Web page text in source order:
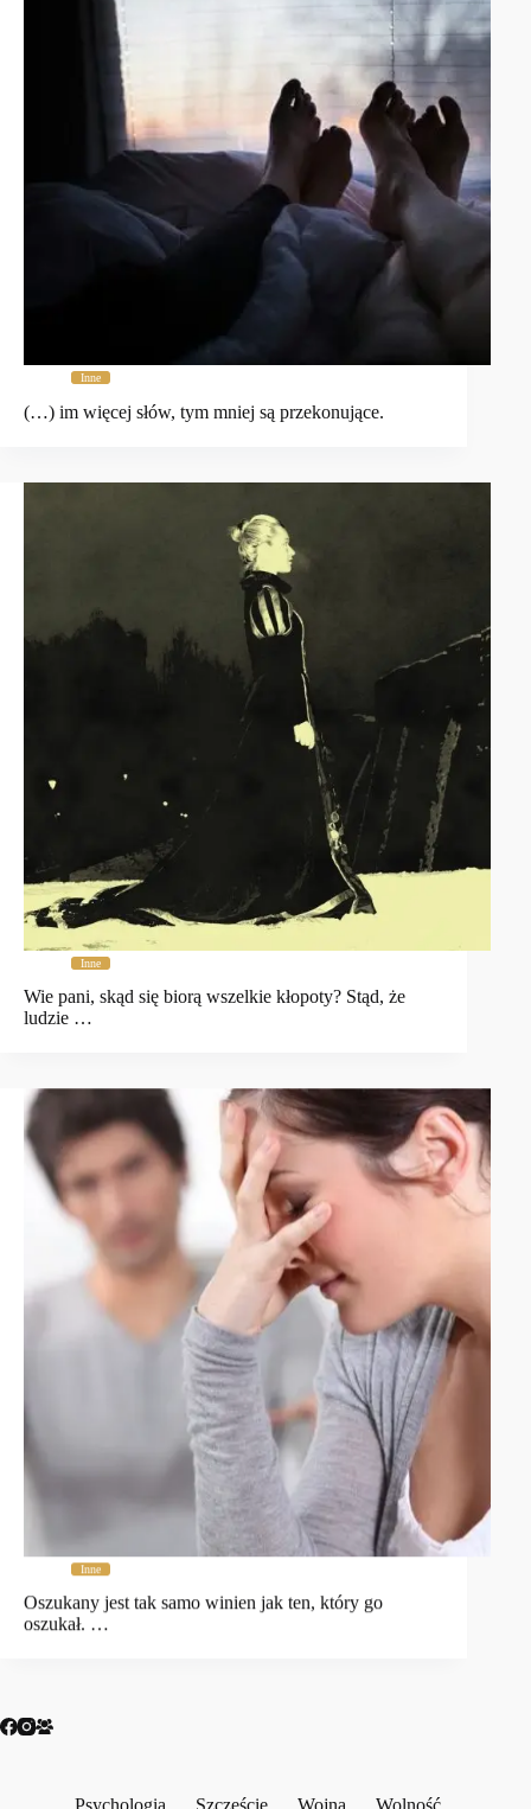
Inne
(…) im więcej słów, tym mniej są przekonujące.
Inne
Wie pani, skąd się biorą wszelkie kłopoty? Stąd, że
ludzie …
Inne
Oszukany jest tak samo winien jak ten, który go
oszukał. …